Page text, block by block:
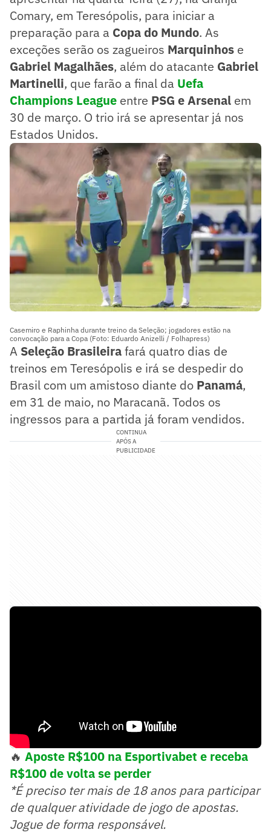
Comary, em Teresópolis, para iniciar a
preparação para a Copa do Mundo. As
exceções serão os zagueiros Marquinhos e
Gabriel Magalhães, além do atacante Gabriel
Martinelli, que farão a final da Uefa
Champions League entre PSG e Arsenal em
30 de março. O trio irá se apresentar já nos
Estados Unidos.
Casemiro e Raphinha durante treino da Seleção; jogadores estão na
convocação para a Copa (Foto: Eduardo Anizelli / Folhapress)
A Seleção Brasileirafará quatro dias de
treinos em Teresópolis e irá se despedir do
Brasil com um amistoso diante do Panamá,
em 31 de maio, no Maracanã. Todos os
ingressos para a partida já foram vendidos.
CONTINUA
APÓS A
PUBLICIDADE
🔥 Aposte R$100 na Esportivabet e receba
R$100 de volta se perder
*É preciso ter mais de 18 anos para participar
de qualquer atividade de jogo de apostas.
Jogue de forma responsável.